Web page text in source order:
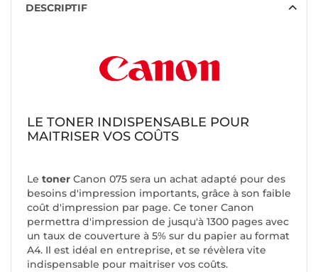
DESCRIPTIF
LE TONER INDISPENSABLE POUR
MAITRISER VOS COÛTS
Le toner Canon 075 sera un achat adapté pour des
besoins d'impression importants, grâce à son faible
coût d'impression par page. Ce toner Canon
permettra d'impression de jusqu'à 1300 pages avec
un taux de couverture à 5% sur du papier au format
A4. Il est idéal en entreprise, et se révèlera vite
indispensable pour maitriser vos coûts.